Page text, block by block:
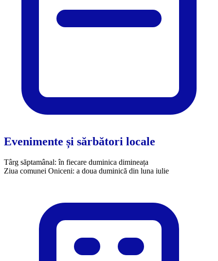
Evenimente și sărbători locale
Târg săptamânal: în fiecare duminica dimineața
Ziua comunei Oniceni: a doua duminică din luna iulie